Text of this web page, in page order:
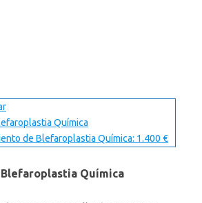
Química
de Blefaroplastia Química: 1.400 €
Blefaroplastia Química